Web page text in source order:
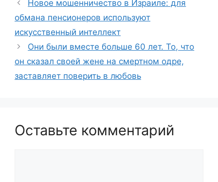
Новое мошенничество в Израиле: для
обмана пенсионеров используют
искусственный интеллект
Они были вместе больше 60 лет. То, что
он сказал своей жене на смертном одре,
заставляет поверить в любовь
Оставьте комментарий